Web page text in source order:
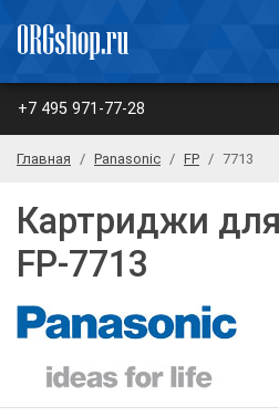
+7 495 971-77-28
Главная Panasonic FP 7713
Картриджи
FP-7713